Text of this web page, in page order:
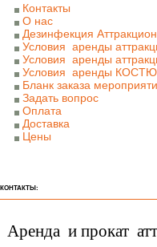
Контакты
О нас
Дезинфекция
Условия аренды
Условия аренды
Условия аренды
Бланк заказа
Задать вопрос
Оплата
Доставка
Цены
КОНТАКТЫ:
Аренда и прокат